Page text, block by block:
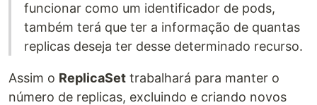
funcionar como um identificador de pods,
também terá que ter a informação de quantas
replicas deseja ter desse determinado recurso.
Assim o ReplicaSet trabalhará para manter o
número de replicas, excluindo e criando novos